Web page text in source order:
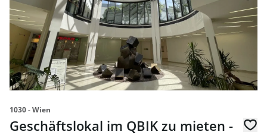
1030 - Wien
Geschäftslokal im QBIK zu mieten -